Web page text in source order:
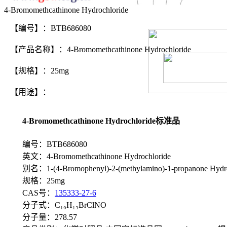
4-Bromomethcathinone Hydrochloride
【编号】：BTB686080
【产品名称】：4-Bromomethcathinone Hydrochloride
【规格】：25mg
【用途】：
4-Bromomethcathinone Hydrochloride标准品
编号：BTB686080
英文：4-Bromomethcathinone Hydrochloride
别名：1-(4-Bromophenyl)-2-(methylamino)-1-propanone
规格：25mg
CAS号： 135333-27-6
分子式：C₁₀H₁₃BrClNO
分子量：278.57